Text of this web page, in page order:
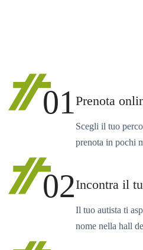
01Prenota
Scegli il tuo
prenota in pochi
02Incontra il
Il tuo autista ti
nome nella hall